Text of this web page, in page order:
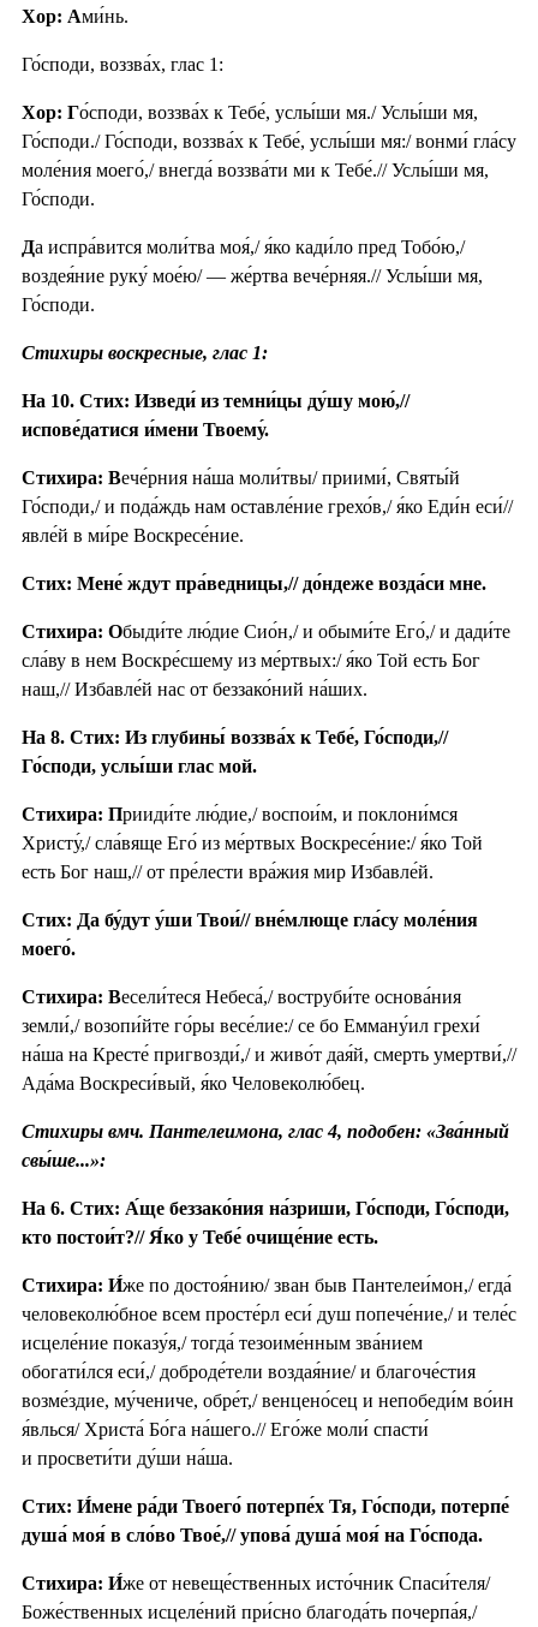
Хор: Ами́нь.
Го́споди, воззва́х, глас 1:
Хор: Го́споди, воззва́х к Тебе́, услы́ши мя./ Услы́ши мя,
Го́споди./ Го́споди, воззва́х к Тебе́, услы́ши мя:/ вонми́ гла́су
моле́ния моего́,/ внегда́ воззва́ти ми к Тебе́.// Услы́ши мя,
Го́споди.
Да испра́вится моли́тва моя́,/ я́ко кади́ло пред Тобо́ю,/
воздея́ние руку́ мое́ю/ — же́ртва вече́рняя.// Услы́ши мя,
Го́споди.
Стихиры воскресные, глас 1:
На 10. Стих: Изведи́ из темни́цы ду́шу мою́,//
испове́датися и́мени Твоему́.
Стихира: Вече́рния на́ша моли́твы/ приими́, Святы́й
Го́споди,/ и пода́ждь нам оставле́ние грехо́в,/ я́ко Еди́н еси́//
явле́й в ми́ре Воскресе́ние.
Стих: Мене́ ждут пра́ведницы,// до́ндеже возда́си мне.
Стихира: Обыди́те лю́дие Сио́н,/ и обыми́те Его́,/ и дади́те
сла́ву в нем Воскре́сшему из ме́ртвых:/ я́ко Той есть Бог
наш,// Избавле́й нас от беззако́ний на́ших.
На 8. Стих: Из глубины́ воззва́х к Тебе́, Го́споди,//
Го́споди, услы́ши глас мой.
Стихира: Прииди́те лю́дие,/ воспои́м, и поклони́мся
Христу́,/ сла́вяще Его́ из ме́ртвых Воскресе́ние:/ я́ко Той
есть Бог наш,// от пре́лести вра́жия мир Избавле́й.
Стих: Да бу́дут у́ши Твои́// вне́млюще гла́су моле́ния
моего́.
Стихира: Весели́теся Небеса́,/ воструби́те основа́ния
земли́,/ возопи́йте го́ры весе́лие:/ се бо Емману́ил грехи́
на́ша на Кресте́ пригвозди́,/ и живо́т дая́й, смерть умертви́,//
Ада́ма Воскреси́вый, я́ко Человеколю́бец.
Стихиры вмч. Пантелеимона, глас 4, подобен: «Зва́нный
свы́ше...»:
На 6. Стих: А́ще беззако́ния на́зриши, Го́споди, Го́споди,
кто постои́т?// Я́ко у Тебе́ очище́ние есть.
Стихира: И́же по достоя́нию/ зван быв Пантелеи́мон,/ егда́
человеколю́бное всем просте́рл еси́ душ попече́ние,/ и теле́с
исцеле́ние показу́я,/ тогда́ тезоиме́нным зва́нием
обогати́лся еси́,/ доброде́тели воздая́ние/ и благоче́стия
возме́здие, му́чениче, обре́т,/ венцено́сец и непобеди́м во́ин
я́влься/ Христа́ Бо́га на́шего.// Его́же моли́ спасти́
и просвети́ти ду́ши на́ша.
Стих: И́мене ра́ди Твоего́ потерпе́х Тя, Го́споди, потерпе́
душа́ моя́ в сло́во Твое́,// упова́ душа́ моя́ на Го́спода.
Стихира: И́же от невеще́ственных исто́чник Спаси́теля/
Боже́ственных исцеле́ний при́сно благода́ть почерпа́я,/